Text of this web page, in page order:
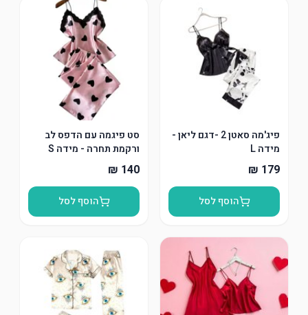
פיג'מה סאטן 2 -דגם ליאן -
מידה L
הוסף לסל
סט פיגמה עם הדפס לב
ורקמת תחרה - מידה S
הוסף לסל